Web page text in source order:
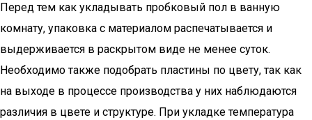
Перед тем как укладывать пробковый пол в ванную
комнату, упаковка с материалом распечатывается и
выдерживается в раскрытом виде не менее суток.
Необходимо также подобрать пластины по цвету, так как
на выходе в процессе производства у них наблюдаются
различия в цвете и структуре. При укладке температура